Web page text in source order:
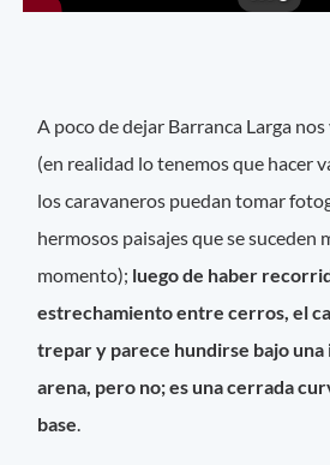
A poco de dejar Barranca Larga
(en realidad lo tenemos que hacer
los caravaneros puedan tomar
hermosos paisajes que se suceden
momento); luego de haber
estrechamiento entre cerros, el
trepar y parece hundirse bajo una
arena, pero no; es una cerrada
base.